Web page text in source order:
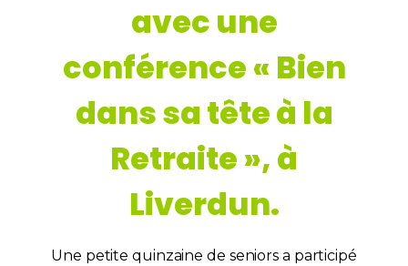
avec une
conférence « Bien
dans sa tête à la
Retraite », à
Liverdun.
Une petite quinzaine de seniors a participé